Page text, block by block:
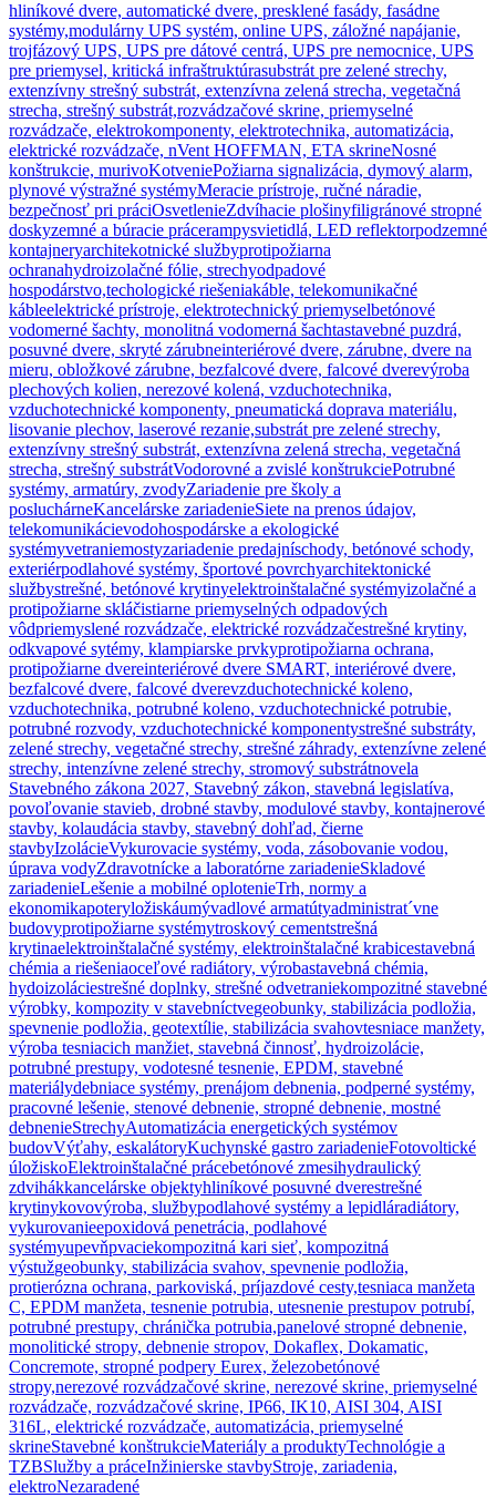
hliníkové dvere, automatické dvere, presklené fasády, fasádne
systémy,modulárny UPS systém, online UPS, záložné napájanie,
trojfázový UPS, UPS pre dátové centrá, UPS pre nemocnice, UPS
pre priemysel, kritická infraštruktúrasubstrát pre zelené strechy,
extenzívny strešný substrát, extenzívna zelená strecha, vegetačná
strecha, strešný substrát,rozvádzačové skrine, priemyselné
rozvádzače, elektrokomponenty, elektrotechnika, automatizácia,
elektrické rozvádzače, nVent HOFFMAN, ETA skrineNosné
konštrukcie, murivoKotveniePožiarna signalizácia, dymový alarm,
plynové výstražné systémyMeracie prístroje, ručné náradie,
bezpečnosť pri práciOsvetlenieZdvíhacie plošinyfiligránové stropné
doskyzemné a búracie prácerampysvietidlá, LED reflektorpodzemné
kontajneryarchitekotnické službyprotipožiarna
ochranahydroizolačné fólie, strechyodpadové
hospodárstvo,techologické riešeniakáble, telekomunikačné
kábleelektrické prístroje, elektrotechnický priemyselbetónové
vodomerné šachty, monolitná vodomerná šachtastavebné puzdrá,
posuvné dvere, skryté zárubneinteriérové dvere, zárubne, dvere na
mieru, obložkové zárubne, bezfalcové dvere, falcové dverevýroba
plechových kolien, nerezové kolená, vzduchotechnika,
vzduchotechnické komponenty, pneumatická doprava materiálu,
lisovanie plechov, laserové rezanie,substrát pre zelené strechy,
extenzívny strešný substrát, extenzívna zelená strecha, vegetačná
strecha, strešný substrátVodorovné a zvislé konštrukciePotrubné
systémy, armatúry, zvodyZariadenie pre školy a
posluchárneKancelárske zariadenieSiete na prenos údajov,
telekomunikácievodohospodárske a ekologické
systémyvetraniemostyzariadenie predajníschody, betónové schody,
exteriérpodlahové systémy, športové povrchyarchitektonické
službystrešné, betónové krytinyelektroinštalačné systémyizolačné a
protipožiarne skláčistiarne priemyselných odpadových
vôdpriemyslené rozvádzače, elektrické rozvádzačestrešné krytiny,
odkvapové sytémy, klampiarske prvkyprotipožiarna ochrana,
protipožiarne dvereinteriérové dvere SMART, interiérové dvere,
bezfalcové dvere, falcové dverevzduchotechnické koleno,
vzduchotechnika, potrubné koleno, vzduchotechnické potrubie,
potrubné rozvody, vzduchotechnické komponentystrešné substráty,
zelené strechy, vegetačné strechy, strešné záhrady, extenzívne zelené
strechy, intenzívne zelené strechy, stromový substrátnovela
Stavebného zákona 2027, Stavebný zákon, stavebná legislatíva,
povoľovanie stavieb, drobné stavby, modulové stavby, kontajnerové
stavby, kolaudácia stavby, stavebný dohľad, čierne
stavbyIzolácieVykurovacie systémy, voda, zásobovanie vodou,
úprava vodyZdravotnícke a laboratórne zariadenieSkladové
zariadenieLešenie a mobilné oplotenieTrh, normy a
ekonomikapoteryložiskáumývadlové armatútyadministrat´vne
budovyprotipožiarne systémytroskový cementstrešná
krytinaelektroinštalačné systémy, elektroinštalačné krabicestavebná
chémia a riešeniaoceľové radiátory, výrobastavebná chémia,
hydoizoláciestrešné doplnky, strešné odvetraniekompozitné stavebné
výrobky, kompozity v stavebníctvegeobunky, stabilizácia podložia,
spevnenie podložia, geotextílie, stabilizácia svahovtesniace manžety,
výroba tesniacich manžiet, stavebná činnosť, hydroizolácie,
potrubné prestupy, vodotesné tesnenie, EPDM, stavebné
materiálydebniace systémy, prenájom debnenia, podperné systémy,
pracovné lešenie, stenové debnenie, stropné debnenie, mostné
debnenieStrechyAutomatizácia energetických systémov
budovVýťahy, eskalátoryKuchynské gastro zariadenieFotovoltické
úložiskoElektroinštalačné prácebetónové zmesihydraulický
zdvihákkancelárske objektyhliníkové posuvné dverestrešné
krytinykovovýroba, službypodlahové systémy a lepidláradiátory,
vykurovanieepoxidová penetrácia, podlahové
systémyupevňpvaciekompozitná kari sieť, kompozitná
výstužgeobunky, stabilizácia svahov, spevnenie podložia,
protierózna ochrana, parkoviská, príjazdové cesty,tesniaca manžeta
C, EPDM manžeta, tesnenie potrubia, utesnenie prestupov potrubí,
potrubné prestupy, chránička potrubia,panelové stropné debnenie,
monolitické stropy, debnenie stropov, Dokaflex, Dokamatic,
Concremote, stropné podpery Eurex, železobetónové
stropy,nerezové rozvádzačové skrine, nerezové skrine, priemyselné
rozvádzače, rozvádzačové skrine, IP66, IK10, AISI 304, AISI
316L, elektrické rozvádzače, automatizácia, priemyselné
skrineStavebné konštrukcieMateriály a produktyTechnológie a
TZBSlužby a práceInžinierske stavbyStroje, zariadenia,
elektroNezaradené